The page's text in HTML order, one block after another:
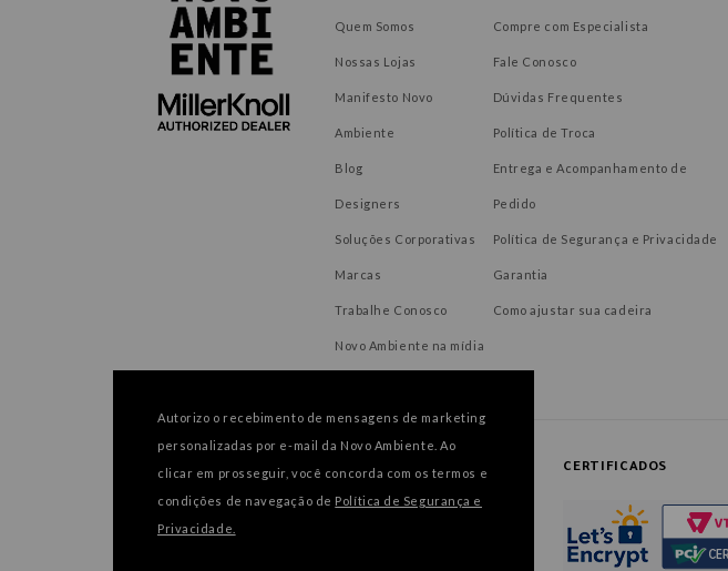
Quem Somos
Nossas Lojas
Manifesto Novo
Ambiente
Blog
Designers
Soluções Corporativas
Marcas
Trabalhe Conosco
Novo Ambiente na mídia
Compre com Especialista
Fale Conosco
Dúvidas Frequentes
Política de Troca
Entrega e Acompanhamento de
Pedido
Política de Segurança e Privacidade
Garantia
Como ajustar sua cadeira
FORMAS DE PAGAMENTO CERTIFICADOS
Autorizo o recebimento de mensagens de marketing
personalizadas por e-mail da Novo Ambiente. Ao
clicar em prosseguir, você concorda com os termos e
condições de navegação de Política de Segurança e
Privacidade.